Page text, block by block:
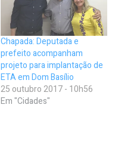
Chapada: Deputada e
prefeito acompanham
projeto para implantação de
ETA em Dom Basílio
25 outubro 2017 - 10h56
Em "Cidades"